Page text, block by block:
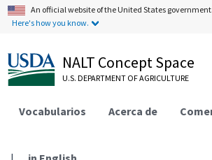
An official website of the United States government.
Here's how you know.
NALT Concept Space
U.S. DEPARTMENT OF AGRICULTURE
Vocabularios Acerca de